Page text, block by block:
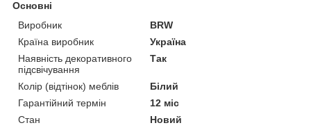
Основні
Виробник
BRW
Країна виробник
Україна
Наявність декоративного
підсвічування
Так
Колір (відтінок) меблів
Білий
Гарантійний термін
12 міс
Стан
Новий